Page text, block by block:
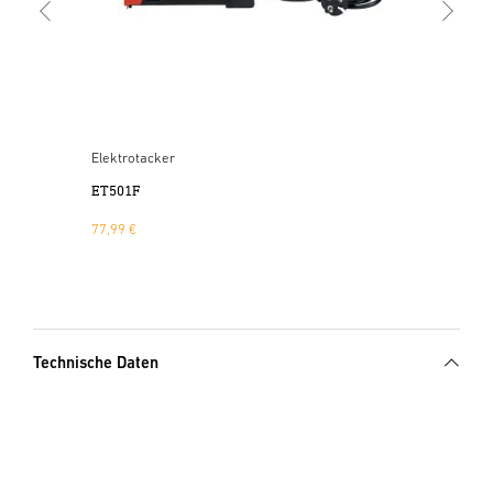
Elektrotacker
ET501F
77,99 €
Technische Daten